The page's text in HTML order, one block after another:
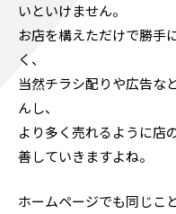
いといけません。
お店を構えただけで勝手
く、
当然チラシ配りや広告な
んし、
より多く売れるように店
善していきますよね。
ホームページでも同じこ